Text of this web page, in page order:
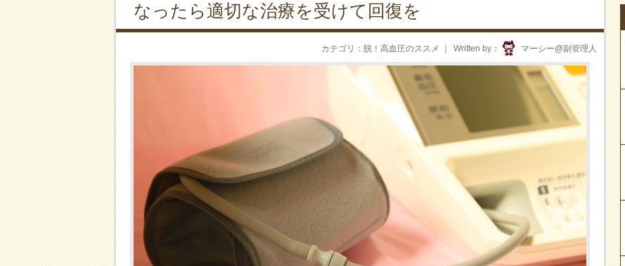
なったら適切な治療を受けて回復を
Written by マーシー@副管理人
カテゴリ 脱！高血圧のススメ